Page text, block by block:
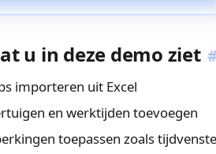
u in deze demo ziet
importeren uit Excel
en werktijden toevoegen
toepassen zoals